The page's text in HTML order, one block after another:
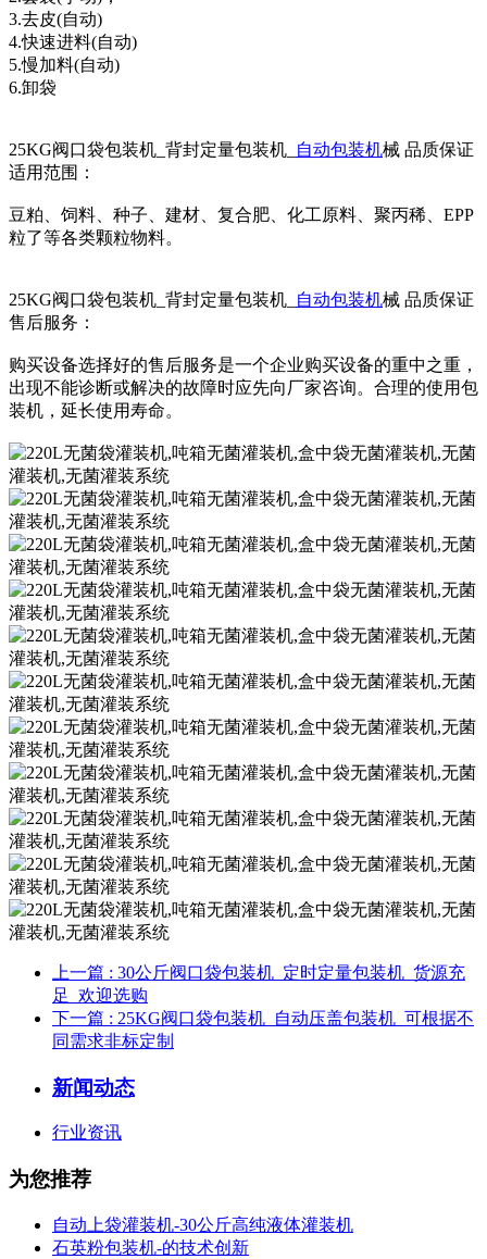
3.去皮(自动)
4.快速进料(自动)
5.慢加料(自动)
6.卸袋
25KG阀口袋包装机_背封定量包装机_ 自动包装机械 品质保证
适用范围：
豆粕、饲料、种子、建材、复合肥、化工原料、聚丙稀、EPP
粒了等各类颗粒物料。
25KG阀口袋包装机_背封定量包装机_ 自动包装机械 品质保证
售后服务：
购买设备选择好的售后服务是一个企业购买设备的重中之重，
出现不能诊断或解决的故障时应先向厂家咨询。合理的使用包
装机，延长使用寿命。
上一篇 : 30公斤阀口袋包装机_定时定量包装机_货源充
足_欢迎选购
下一篇 : 25KG阀口袋包装机_自动压盖包装机_可根据不
同需求非标定制
新闻动态
行业资讯
为您推荐
自动上袋灌装机-30公斤高纯液体灌装机
石英粉包装机-的技术创新